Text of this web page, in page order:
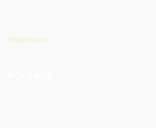
Impressum